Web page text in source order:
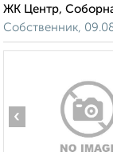
ЖК Центр,
Собственник,
‹